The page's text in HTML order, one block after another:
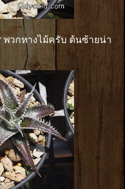
พวกหางไม้ครับ ต้นซ้ายน่า